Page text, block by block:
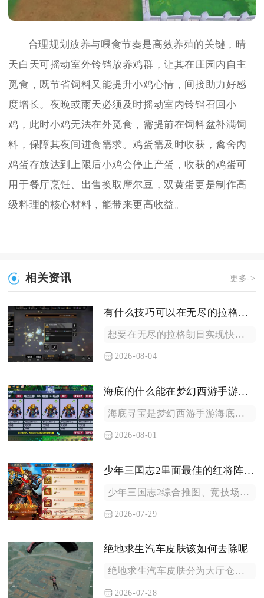
合理规划放养与喂食节奏是高效养殖的关键，晴
天白天可摇动室外铃铛放养鸡群，让其在庄园内自主
觅食，既节省饲料又能提升小鸡心情，间接助力好感
度增长。夜晚或雨天必须及时摇动室内铃铛召回小
鸡，此时小鸡无法在外觅食，需提前在饲料盆补满饲
料，保障其夜间进食需求。鸡蛋需及时收获，禽舍内
鸡蛋存放达到上限后小鸡会停止产蛋，收获的鸡蛋可
用于餐厅烹饪、出售换取摩尔豆，双黄蛋更是制作高
级料理的核心材料，能带来更高收益。
相关资讯 更多->
有什么技巧可以在无尽的拉格朗日快速采矿
想要在无尽的拉格朗日实现快速采矿，核心思路是优化工程舰配置、...
2026-08-04
海底的什么能在梦幻西游手游中最快
海底寻宝是梦幻西游手游海底板块中竞速效率最高的玩法，同海底迷...
2026-08-01
少年三国志2里面最佳的红将阵容是什么
少年三国志2综合推图、竞技场、跨服对战全场景的最佳红将阵容为...
2026-07-29
绝地求生汽车皮肤该如何去除呢
绝地求生汽车皮肤分为大厅仓库永久卸载与对局内临时取消两种去除...
2026-07-28